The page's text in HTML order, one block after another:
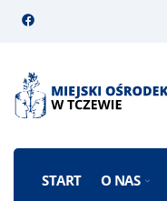
START O NAS